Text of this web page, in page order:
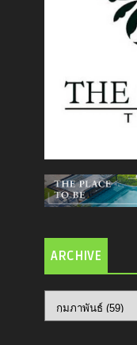
ARCHIVE